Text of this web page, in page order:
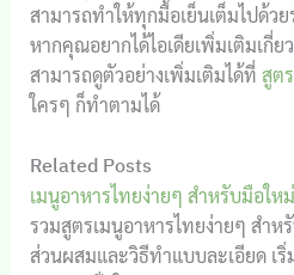
สามารถทำให้ทุกมื้อเย็นเต็มไปด้ว
หากคุณอยากได้ไอเดียเพิ่มเติมเกี่
สามารถดูตัวอย่างเพิ่มเติมได้ที่ สูต
ใครๆ ก็ทำตามได้
Related Posts
เมนูอาหารไทยง่ายๆ สำหรับมือให
รวมสูตรเมนูอาหารไทยง่ายๆ สำ
ส่วนผสมและวิธีทำแบบละเอียด เ